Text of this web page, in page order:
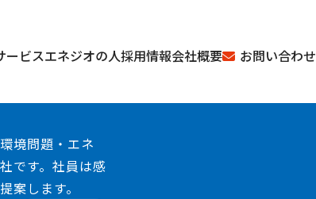
ービスエネジオの人採用情報会社概要 お問い合わせ
境問題・エネ
です。社員は感
案します。